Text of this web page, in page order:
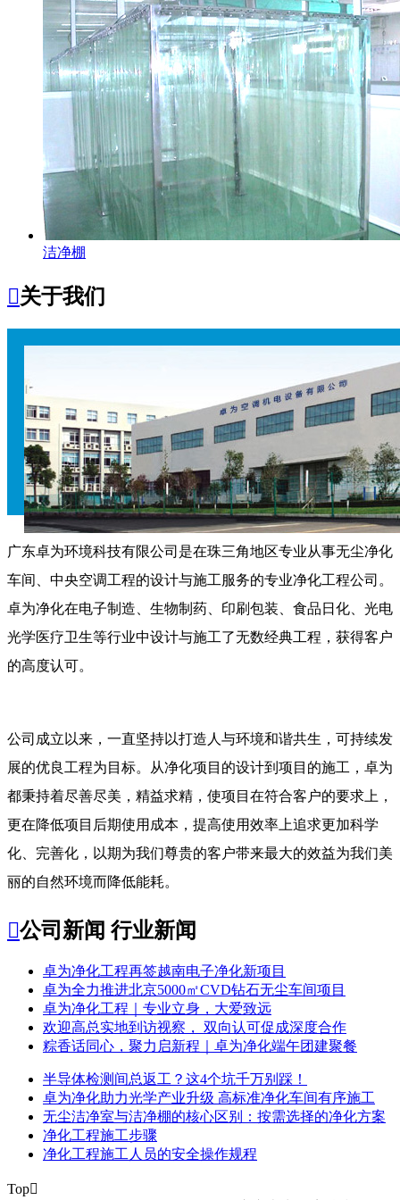
洁净棚
关于我们
广东卓为环境科技有限公司是在珠三角地区专业从事无尘净化
车间、中央空调工程的设计与施工服务的专业净化工程公司。
卓为净化在电子制造、生物制药、印刷包装、食品日化、光电
光学医疗卫生等行业中设计与施工了无数经典工程，获得客户
的高度认可。
公司成立以来，一直坚持以打造人与环境和谐共生，可持续发
展的优良工程为目标。从净化项目的设计到项目的施工，卓为
都秉持着尽善尽美，精益求精，使项目在符合客户的要求上，
更在降低项目后期使用成本，提高使用效率上追求更加科学
化、完善化，以期为我们尊贵的客户带来最大的效益为我们美
丽的自然环境而降低能耗。
公司新闻 行业新闻
​卓为净化工程再签越南电子净化新项目
卓为全力推进北京5000㎡CVD钻石无尘车间项目
卓为净化工程｜专业立身，大爱致远
欢迎高总实地到访视察， 双向认可促成深度合作
粽香话同心，聚力启新程｜卓为净化端午团建聚餐
半导体检测间总返工？这4个坑千万别踩！
卓为净化助力光学产业升级 高标准净化车间有序施工
无尘洁净室与洁净棚的核心区别：按需选择的净化方案
净化工程施工步骤
净化工程施工人员的安全操作规程
Top